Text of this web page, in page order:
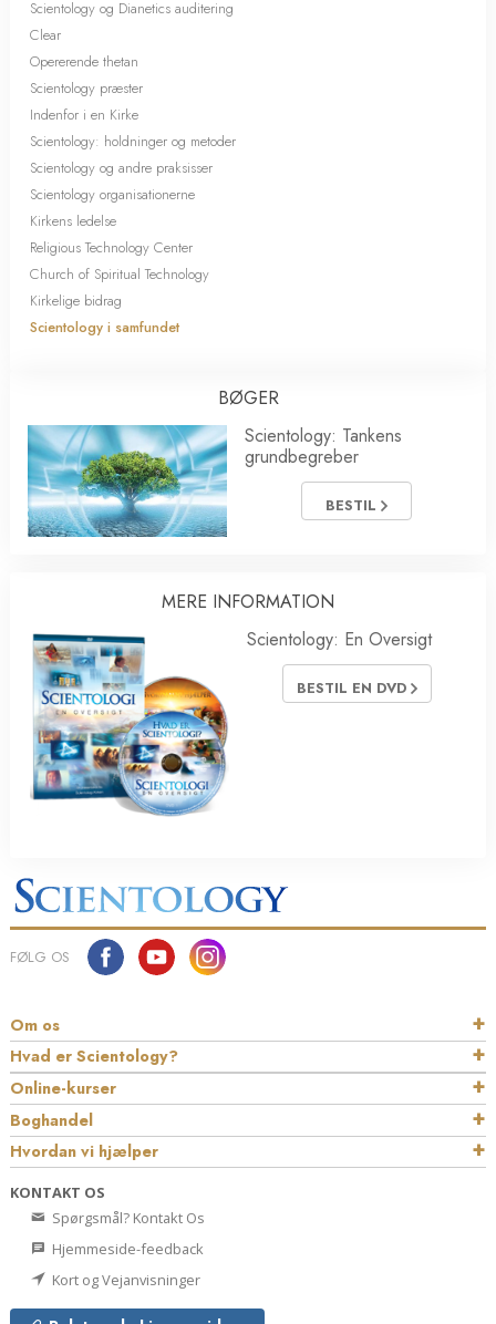
Scientology og Dianetics auditering
Clear
Opererende thetan
Scientology præster
Indenfor i en Kirke
Scientology: holdninger og metoder
Scientology og andre praksisser
Scientology organisationerne
Kirkens ledelse
Religious Technology Center
Church of Spiritual Technology
Kirkelige bidrag
Scientology i samfundet
BØGER
Scientology: Tankens
grundbegreber
BESTIL
MERE INFORMATION
Scientology: En Oversigt
BESTIL EN DVD
FØLG OS
Om os
Hvad er Scientology?
Online-kurser
Boghandel
Hvordan vi hjælper
KONTAKT OS
Spørgsmål? Kontakt Os
Hjemmeside-feedback
Kort og Vejanvisninger